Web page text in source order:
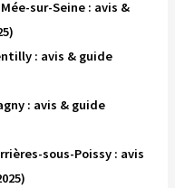
sur-Seine : avis &
: avis & guide
: avis & guide
sous-Poissy : avis